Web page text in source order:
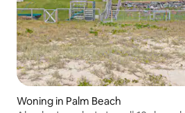
Woning in Palm Beach